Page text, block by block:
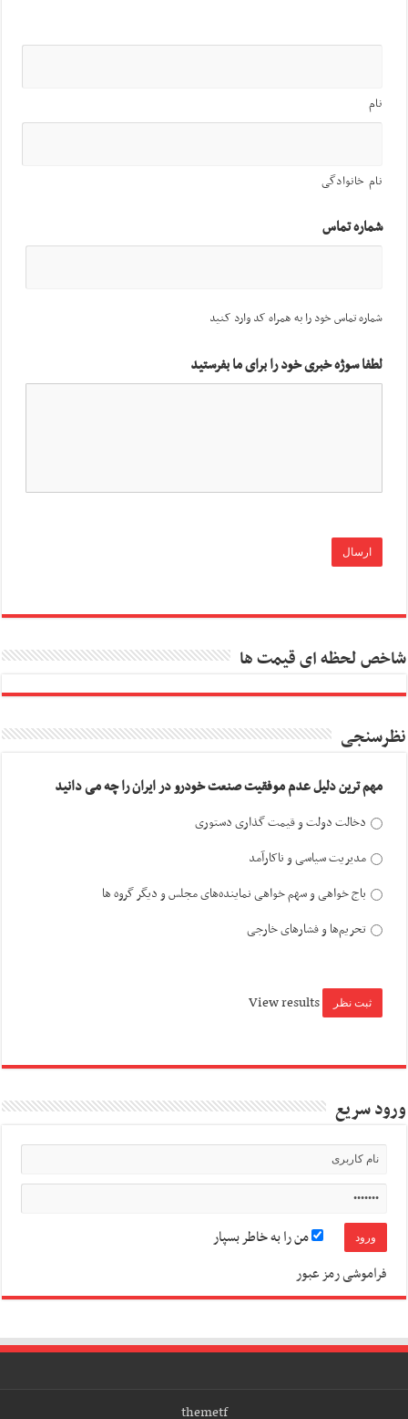
نام
نام خانوادگی
شماره تماس
شماره تماس خود را به همراه کد وارد کنید
لطفا سوژه خبری خود را برای ما بفرستید
شاخص لحظه ای قیمت ها
نظرسنجی
مهم ترین دلیل عدم موفقیت صنعت خودرو در ایران را چه می دانید
دخالت دولت و قیمت گذاری دستوری
مدیریت سیاسی و ناکارآمد
باج خواهی و سهم خواهی نماینده‌های مجلس و دیگر گروه ها
تحریم‌ها و فشارهای خارجی
View results
ورود سریع
من را به خاطر بسپار
فراموشی رمز عبور
themetf